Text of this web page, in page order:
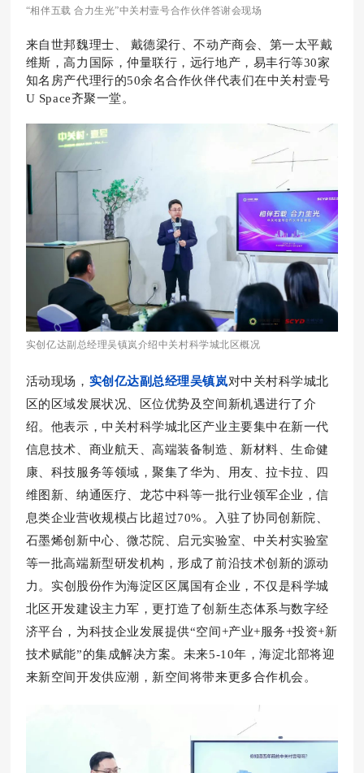
“相伴五载 合力生光”中关村壹号合作伙伴答谢会现场
来自世邦魏理士、 戴德梁行、不动产商会、第一太平戴
维斯，高力国际，仲量联行，远行地产，易丰行等30家
知名房产代理行的50余名合作伙伴代表们在中关村壹号
U Space齐聚一堂。
实创亿达副总经理吴镇岚介绍中关村科学城北区概况
活动现场， 实创亿达副总经理吴镇岚对中关村科学城北
区的区域发展状况、区位优势及空间新机遇进行了介
绍。他表示，中关村科学城北区产业主要集中在新一代
信息技术、商业航天、高端装备制造、新材料、生命健
康、科技服务等领域，聚集了华为、用友、拉卡拉、四
维图新、纳通医疗、龙芯中科等一批行业领军企业，信
息类企业营收规模占比超过70%。入驻了协同创新院、
石墨烯创新中心、微芯院、启元实验室、中关村实验室
等一批高端新型研发机构，形成了前沿技术创新的源动
力。 实创股份作为海淀区区属国有企业，不仅是科学城
北区开发建设主力军，更打造了创新生态体系与数字经
济平台， 为科技企业发展提供“空间+产业+服务+投资+新
技术赋能”的集成解决方案。未来5-10年，海淀北部将迎
来新空间开发供应潮，新空间将带来更多合作机会。